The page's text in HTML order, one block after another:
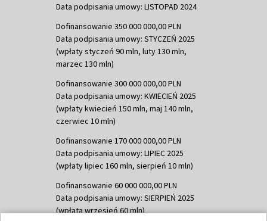
Data podpisania umowy: LISTOPAD 2024
Dofinansowanie 350 000 000,00 PLN
Data podpisania umowy: STYCZEŃ 2025
(wpłaty styczeń 90 mln, luty 130 mln,
marzec 130 mln)
Dofinansowanie 300 000 000,00 PLN
Data podpisania umowy: KWIECIEŃ 2025
(wpłaty kwiecień 150 mln, maj 140 mln,
czerwiec 10 mln)
Dofinansowanie 170 000 000,00 PLN
Data podpisania umowy: LIPIEC 2025
(wpłaty lipiec 160 mln, sierpień 10 mln)
Dofinansowanie 60 000 000,00 PLN
Data podpisania umowy: SIERPIEŃ 2025
(wpłata wrzesień 60 mln)